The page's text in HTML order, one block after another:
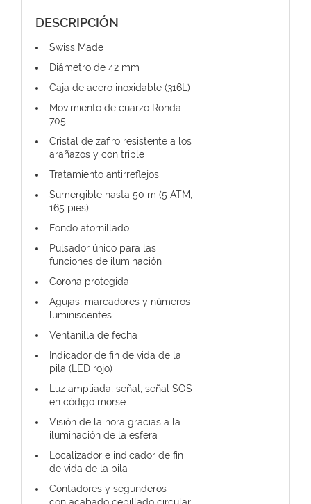
DESCRIPCIÓN
Swiss Made
Diámetro de 42 mm
Caja de acero inoxidable (316L)
Movimiento de cuarzo Ronda
705
Cristal de zafiro resistente a los
arañazos y con triple
Tratamiento antirreflejos
Sumergible hasta 50 m (5 ATM,
165 pies)
Fondo atornillado
Pulsador único para las
funciones de iluminación
Corona protegida
Agujas, marcadores y números
luminiscentes
Ventanilla de fecha
Indicador de fin de vida de la
pila (LED rojo)
Luz ampliada, señal, señal SOS
en código morse
Visión de la hora gracias a la
iluminación de la esfera
Localizador e indicador de fin
de vida de la pila
Contadores y segunderos